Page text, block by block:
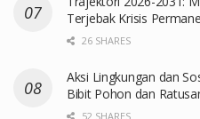
Terjebak Krisis
26 SHARES
Aksi Lingkungan dan
Bibit Pohon dan
52 SHARES